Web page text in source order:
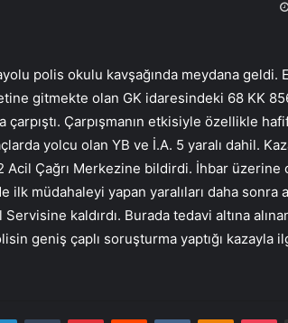
polis okulu kavşağında meydana
gitmekte olan GK idaresindeki 68 KK
çarpıştı. Çarpışmanın etkisiyle özellikle
yolcu olan YB ve İ.A. 5 yaralı dahil.
Çağrı Merkezine bildirdi. İhbar üzerine
ilk müdahaleyi yapan yaralıları daha sonra
kaldırdı. Burada tedavi altına
geniş çaplı soruşturma yaptığı kazayla
LinkedInTumblr PinterestReddit VKontakte